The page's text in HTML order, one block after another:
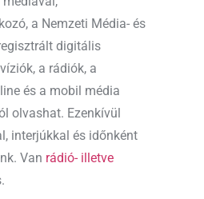
a Nemzeti Média- és
digitális
a rádiók, a
és a mobil média
olvashat. Ezenkívül
interjúkkal és időnként
Van rádió- illetve